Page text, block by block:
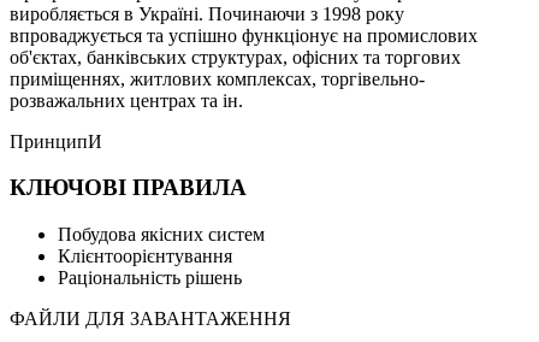
виробляється в Україні. Починаючи з 1998 року
впроваджується та успішно функціонує на промислових
об'єктах, банківських структурах, офісних та торгових
приміщеннях, житлових комплексах, торгівельно-
розважальних центрах та ін.
ПринципИ
КЛЮЧОВІ ПРАВИЛА
Побудова якісних систем
Клієнтоорієнтування
Раціональність рішень
ФАЙЛИ ДЛЯ ЗАВАНТАЖЕННЯ